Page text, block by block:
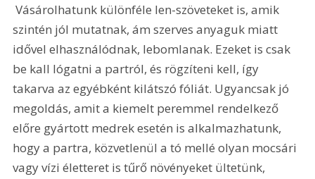
Vásárolhatunk különféle len-szöveteket is, amik
szintén jól mutatnak, ám szerves anyaguk miatt
idővel elhasználódnak, lebomlanak. Ezeket is csak
be kall lógatni a partról, és rögzíteni kell, így
takarva az egyébként kilátszó fóliát. Ugyancsak jó
megoldás, amit a kiemelt peremmel rendelkező
előre gyártott medrek esetén is alkalmazhatunk,
hogy a partra, közvetlenül a tó mellé olyan mocsári
vagy vízi életteret is tűrő növényeket ültetünk,